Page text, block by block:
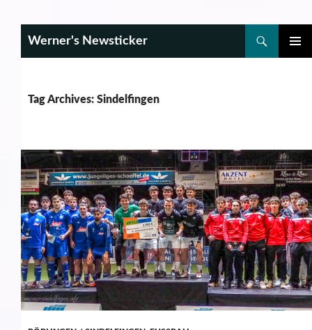
Werner's Newsticker
Tag Archives: Sindelfingen